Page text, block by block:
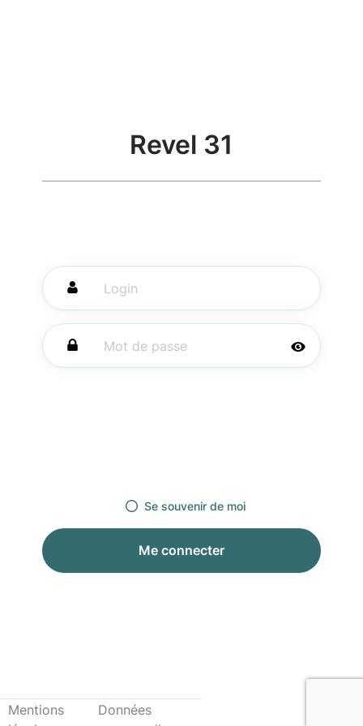
Revel 31
Se souvenir de moi
Me connecter
Mentions
Données